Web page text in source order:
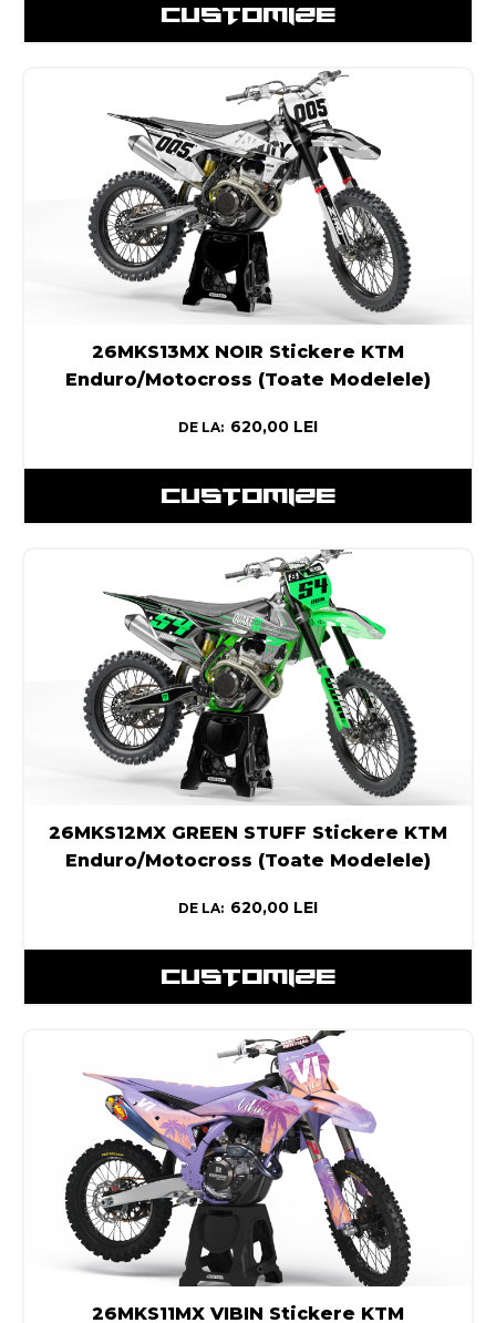
CUSTOMIZE
26MKS13MX NOIR Stickere KTM
Enduro/Motocross (Toate Modelele)
DE LA: 620,00 LEI
CUSTOMIZE
26MKS12MX GREEN STUFF Stickere KTM
Enduro/Motocross (Toate Modelele)
DE LA: 620,00 LEI
CUSTOMIZE
26MKS11MX VIBIN Stickere KTM